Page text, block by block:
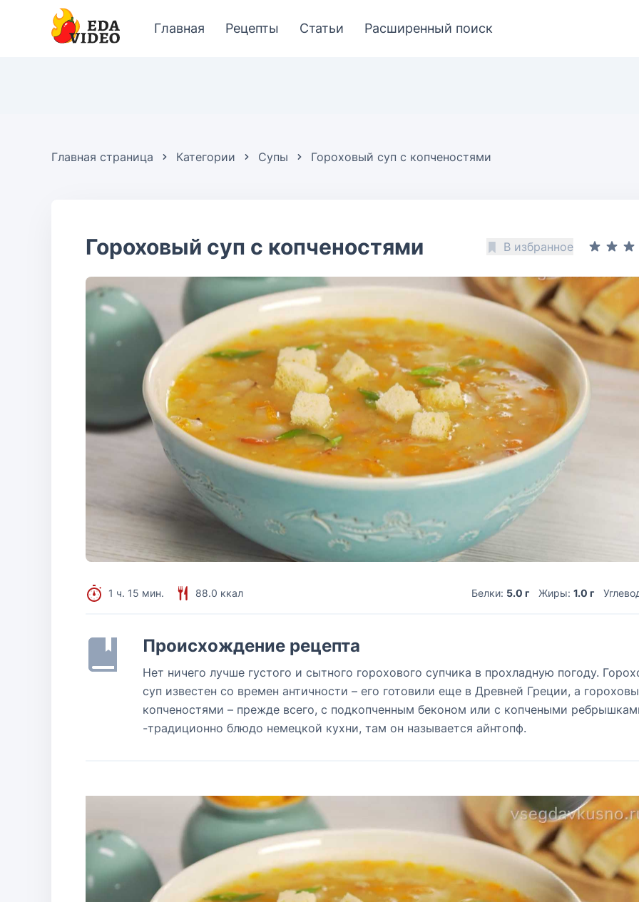
Главная Рецепты Статьи Расширенный поиск
Главная страница Категории Супы Гороховый суп с копченостями
Гороховый суп с копченостями В избранное
1 ч. 15 мин. 88.0 ккал Белки: 5.0 г Жиры: 1.0 г
Происхождение рецепта
Нет ничего лучше густого и сытного горохового супчика в прохладную погоду.
суп известен со времен античности – его готовили еще в Древней Греции, а
копченостями – прежде всего, с подкопченным беконом или с копчеными
-традиционно блюдо немецкой кухни, там он называется айнтопф.